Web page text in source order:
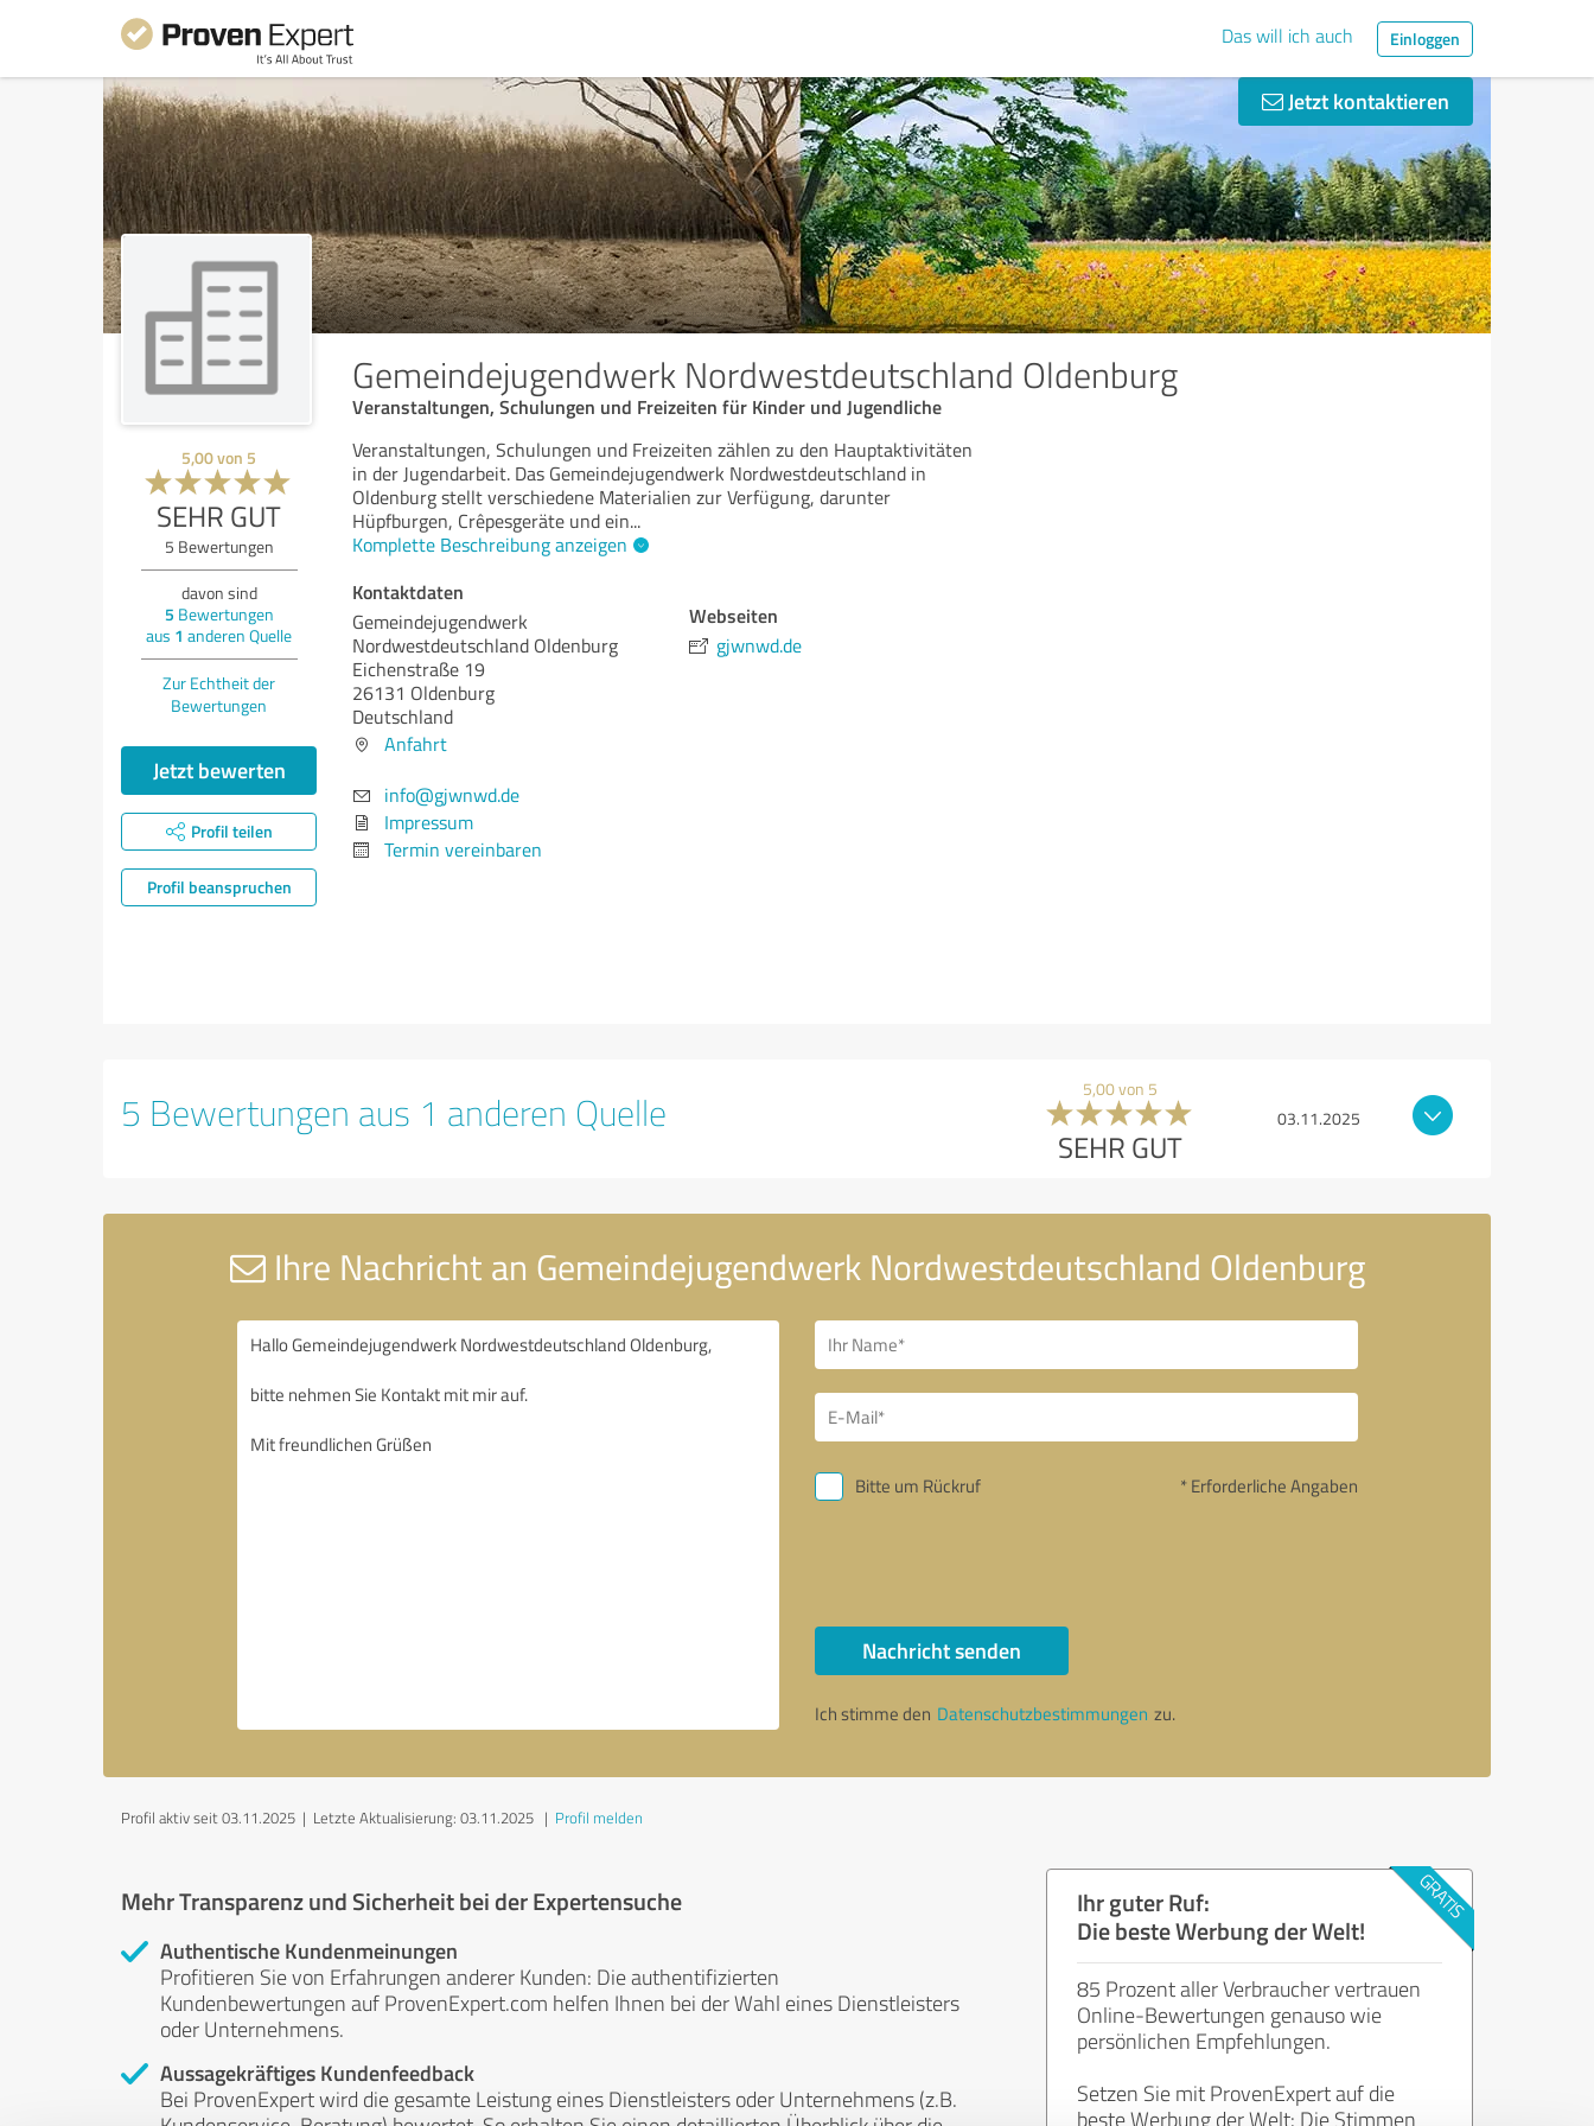
Das will ich auch Einloggen
Jetzt kontaktieren
Gemeindejugendwerk Nordwestdeutschland Oldenburg
Veranstaltungen, Schulungen und Freizeiten für Kinder und Jugendliche
5,00von 5
SEHR GUT
5 Bewertungen
davon sind
5 Bewertungen
aus 1 anderen Quelle
Zur Echtheit der
Bewertungen
Jetzt bewerten
Profil teilen
Profil beanspruchen
Veranstaltungen, Schulungen und Freizeiten zählen zu den Hauptaktivitäten
in der Jugendarbeit. Das Gemeindejugendwerk Nordwestdeutschland in
Oldenburg stellt verschiedene Materialien zur Verfügung, darunter
Hüpfburgen, Crêpesgeräte und ein...
Komplette Beschreibung anzeigen
Kontaktdaten
Gemeindejugendwerk
Nordwestdeutschland Oldenburg
Eichenstraße 19
26131 Oldenburg
Deutschland
Anfahrt
info@gjwnwd.de
Impressum
Termin vereinbaren
Webseiten
gjwnwd.de
5 Bewertungen aus 1 anderen Quelle 5,00 von 5
SEHR GUT
03.11.2025
Ihre Nachricht an Gemeindejugendwerk Nordwestdeutschland Oldenburg
Bitte um Rückruf * Erforderliche Angaben
Nachricht senden
Ich stimme den Datenschutzbestimmungen zu.
Profil aktiv seit 03.11.2025 | Letzte Aktualisierung: 03.11.2025 | Profil melden
Mehr Transparenz und Sicherheit bei der Expertensuche
Authentische Kundenmeinungen
Profitieren Sie von Erfahrungen anderer Kunden: Die authentifizierten
Kundenbewertungen auf ProvenExpert.com helfen Ihnen bei der Wahl eines Dienstleisters
oder Unternehmens.
Aussagekräftiges Kundenfeedback
Bei ProvenExpert wird die gesamte Leistung eines Dienstleisters oder Unternehmens (z.B.
Ihr guter Ruf:
Die beste Werbung der Welt!
85 Prozent aller Verbraucher vertrauen
Online-Bewertungen genauso wie
persönlichen Empfehlungen.
Setzen Sie mit ProvenExpert auf die
beste Werbung der Welt: Die Stimmen